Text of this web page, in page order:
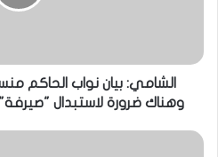
الشامي: بيان نواب الحاكم
وهناك ضرورة لاستبدال